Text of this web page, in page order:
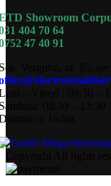
Showroom
404 70 64
47 40 91
Vergului, nr. 65,
– Vineri : 08:30 –
08:30 – 13:30
Inchis